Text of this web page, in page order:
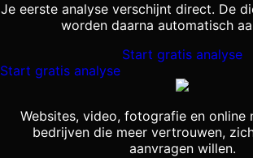
Je eerste analyse verschijnt direct. De
worden daarna automatisch
Start gratis analyse
Start gratis analyse
Websites, video, fotografie en online
bedrijven die meer vertrouwen,
aanvragen willen.